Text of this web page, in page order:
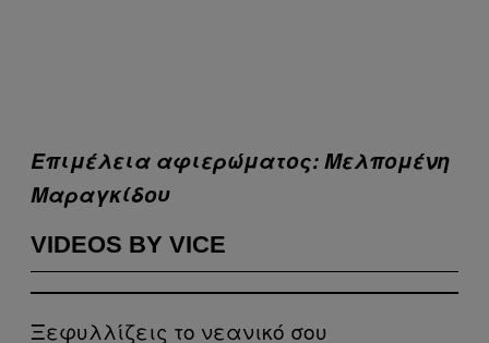
Eπιμέλεια αφιερώματος: Μελπομένη
Μαραγκίδου
VIDEOS BY VICE
Ξεφυλλίζεις το νεανικό σου